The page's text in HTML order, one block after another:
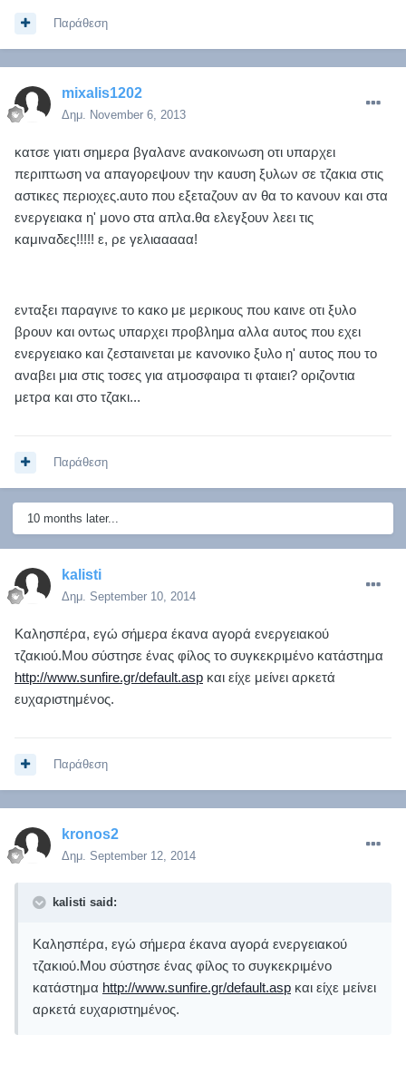
Παράθεση
mixalis1202
Δημ. November 6, 2013
κατσε γιατι σημερα βγαλανε ανακοινωση οτι υπαρχει
περιπτωση να απαγορεψουν την καυση ξυλων σε τζακια στις
αστικες περιοχες.αυτο που εξεταζουν αν θα το κανουν και στα
ενεργειακα η' μονο στα απλα.θα ελεγξουν λεει τις
καμιναδες!!!!! ε, ρε γελιααααα!
ενταξει παραγινε το κακο με μερικους που καινε οτι ξυλο
βρουν και οντως υπαρχει προβλημα αλλα αυτος που εχει
ενεργειακο και ζεσταινεται με κανονικο ξυλο η' αυτος που το
αναβει μια στις τοσες για ατμοσφαιρα τι φταιει? οριζοντια
μετρα και στο τζακι...
Παράθεση
10 months later...
kalisti
Δημ. September 10, 2014
Καλησπέρα, εγώ σήμερα έκανα αγορά ενεργειακού
τζακιού.Μου σύστησε ένας φίλος το συγκεκριμένο κατάστημα
http://www.sunfire.gr/default.asp και είχε μείνει αρκετά
ευχαριστημένος.
Παράθεση
kronos2
Δημ. September 12, 2014
kalisti said:
Καλησπέρα, εγώ σήμερα έκανα αγορά ενεργειακού
τζακιού.Μου σύστησε ένας φίλος το συγκεκριμένο
κατάστημα http://www.sunfire.gr/default.asp και είχε μείνει
αρκετά ευχαριστημένος.